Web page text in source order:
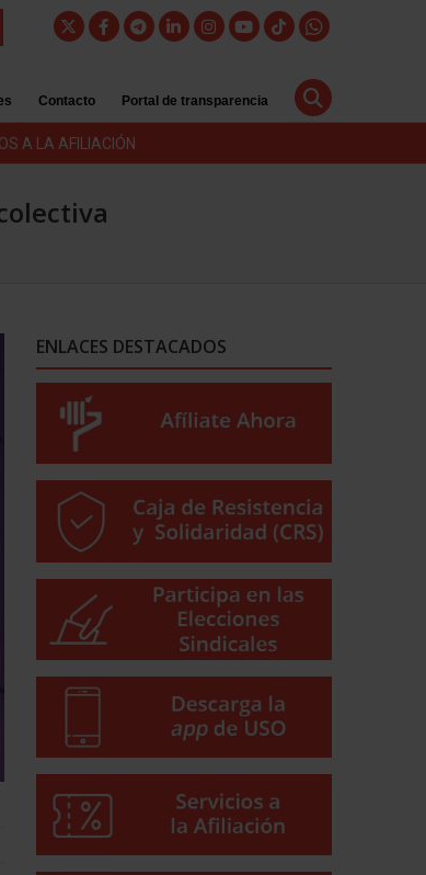
Contacto Portal de transparencia
A LA AFILIACIÓN
ENLACES DESTACADOS